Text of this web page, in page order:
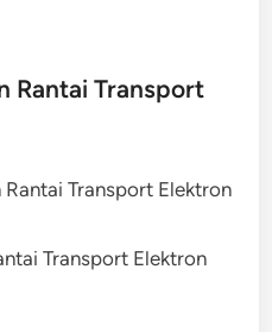
Rantai Transport
Transport Elektron
Transport Elektron